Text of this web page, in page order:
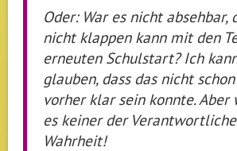
Oder: War es nicht absehbar,
nicht klappen kann mit den
erneuten Schulstart? Ich
glauben, dass das nicht
vorher klar sein konnte. Aber
es keiner der
Wahrheit!